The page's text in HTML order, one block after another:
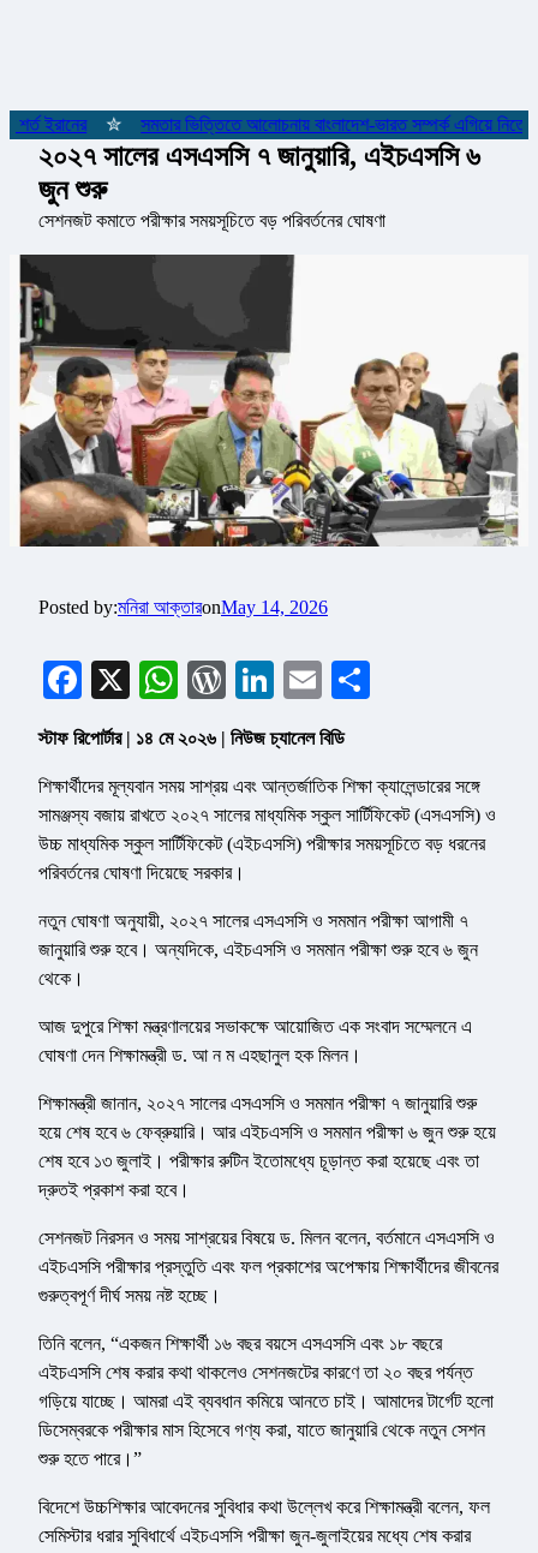
ইরানের সমতার ভিত্তিতে আলোচনায় বাংলাদেশ-ভারত সম্পর্ক এগিয়ে নিতে হবে:
২০২৭ সালের এসএসসি ৭ জানুয়ারি, এইচএসসি ৬
জুন শুরু
সেশনজট কমাতে পরীক্ষার সময়সূচিতে বড় পরিবর্তনের ঘোষণা
Posted by:মনিরা আক্তারonMay 14, 2026
Facebook
X WhatsApp
WordPress
LinkedIn
Email
স্টাফ রিপোর্টার | ১৪ মে ২০২৬ | নিউজ চ্যানেল বিডি
শিক্ষার্থীদের মূল্যবান সময় সাশ্রয় এবং আন্তর্জাতিক শিক্ষা ক্যালেন্ডারের সঙ্গে
সামঞ্জস্য বজায় রাখতে ২০২৭ সালের মাধ্যমিক স্কুল সার্টিফিকেট (এসএসসি) ও
উচ্চ মাধ্যমিক স্কুল সার্টিফিকেট (এইচএসসি) পরীক্ষার সময়সূচিতে বড় ধরনের
পরিবর্তনের ঘোষণা দিয়েছে সরকার।
নতুন ঘোষণা অনুযায়ী, ২০২৭ সালের এসএসসি ও সমমান পরীক্ষা আগামী ৭
জানুয়ারি শুরু হবে। অন্যদিকে, এইচএসসি ও সমমান পরীক্ষা শুরু হবে ৬ জুন
থেকে।
আজ দুপুরে শিক্ষা মন্ত্রণালয়ের সভাকক্ষে আয়োজিত এক সংবাদ সম্মেলনে এ
ঘোষণা দেন শিক্ষামন্ত্রী ড. আ ন ম এহছানুল হক মিলন।
শিক্ষামন্ত্রী জানান, ২০২৭ সালের এসএসসি ও সমমান পরীক্ষা ৭ জানুয়ারি শুরু
হয়ে শেষ হবে ৬ ফেব্রুয়ারি। আর এইচএসসি ও সমমান পরীক্ষা ৬ জুন শুরু হয়ে
শেষ হবে ১৩ জুলাই। পরীক্ষার রুটিন ইতোমধ্যে চূড়ান্ত করা হয়েছে এবং তা
দ্রুতই প্রকাশ করা হবে।
সেশনজট নিরসন ও সময় সাশ্রয়ের বিষয়ে ড. মিলন বলেন, বর্তমানে এসএসসি ও
এইচএসসি পরীক্ষার প্রস্তুতি এবং ফল প্রকাশের অপেক্ষায় শিক্ষার্থীদের জীবনের
গুরুত্বপূর্ণ দীর্ঘ সময় নষ্ট হচ্ছে।
তিনি বলেন, “একজন শিক্ষার্থী ১৬ বছর বয়সে এসএসসি এবং ১৮ বছরে
এইচএসসি শেষ করার কথা থাকলেও সেশনজটের কারণে তা ২০ বছর পর্যন্ত
গড়িয়ে যাচ্ছে। আমরা এই ব্যবধান কমিয়ে আনতে চাই। আমাদের টার্গেট হলো
ডিসেম্বরকে পরীক্ষার মাস হিসেবে গণ্য করা, যাতে জানুয়ারি থেকে নতুন সেশন
শুরু হতে পারে।”
বিদেশে উচ্চশিক্ষার আবেদনের সুবিধার কথা উল্লেখ করে শিক্ষামন্ত্রী বলেন, ফল
সেমিস্টার ধরার সুবিধার্থে এইচএসসি পরীক্ষা জুন-জুলাইয়ের মধ্যে শেষ করার